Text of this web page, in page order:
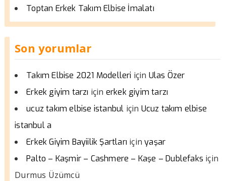
Toptan Erkek Takım Elbise İmalatı
Son yorumlar
Takım Elbise 2021 Modelleri için Ulas Özer
Erkek giyim tarzı için erkek giyim tarzı
ucuz takım elbise istanbul için Ucuz takım elbise
istanbul a
Erkek Giyim Bayiilik Şartları içinyaşar
Palto – Kaşmir – Cashmere – Kaşe – Dublefaks için
Durmus Üzümcü